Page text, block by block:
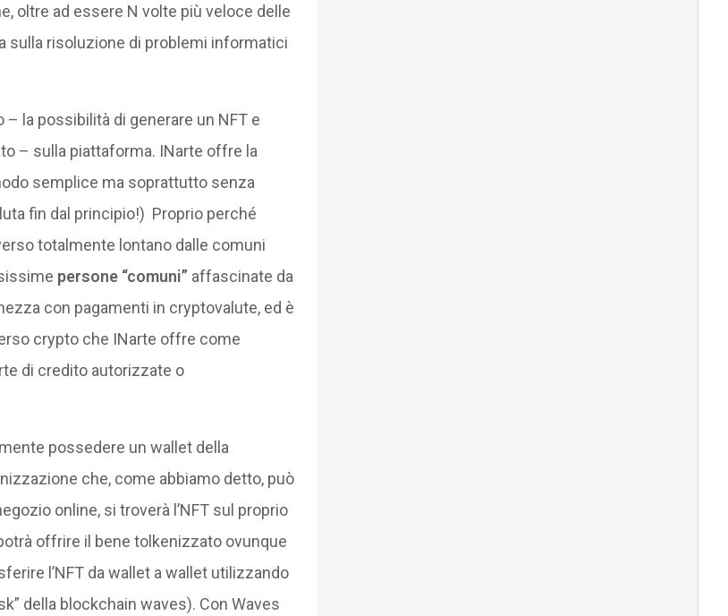
oltre ad essere N volte più veloce delle
sulla risoluzione di problemi informatici
la possibilità di generare un NFT e
– sulla piattaforma. INarte offre la
semplice ma soprattutto senza
fin dal principio!) Proprio perché
totalmente lontano dalle comuni
persone “comuni” affascinate da
con pagamenti in cryptovalute, ed è
crypto che INarte offre come
di credito autorizzate o
possedere un wallet della
che, come abbiamo detto, può
online, si troverà l’NFT sul proprio
offrire il bene tolkenizzato ovunque
l’NFT da wallet a wallet utilizzando
della blockchain waves). Con Waves